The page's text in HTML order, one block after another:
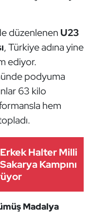
düzenlenen U23
, Türkiye adına yine
ediyor.
podyuma
63 kilo
hem
Halter Milli
Sakarya Kampını
Madalya